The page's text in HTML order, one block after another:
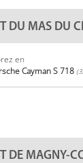
DU MAS DU
en
Cayman S 718
DE MAGNY-